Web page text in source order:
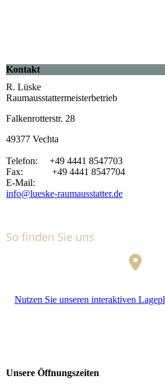
Kontakt
R. Lüske
Raumausstattermeisterbetrieb
Falkenrotterstr. 28
49377 Vechta
Telefon: +49 4441 8547703
Fax: +49 4441 8547704
E-Mail:
info@lueske-raumausstatter.de
So finden Sie uns
Nutzen Sie unseren interaktiven
Unsere Öffnungszeiten